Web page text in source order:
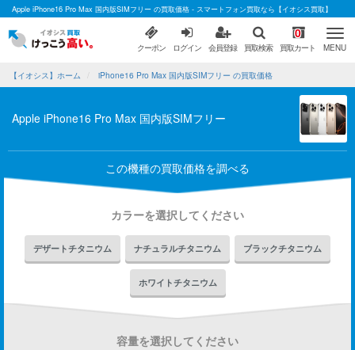
Apple iPhone16 Pro Max 国内版SIMフリー の買取価格 - スマートフォン買取なら【イオシス買取】
クーポン ログイン 会員登録 買取検索
0
買取カート MENU
【イオシス】ホーム iPhone16 Pro Max 国内版SIMフリー の買取価格
Apple iPhone16 Pro Max 国内版SIMフリー
この機種の買取価格を調べる
カラーを選択してください
デザートチタニウム ナチュラルチタニウム ブラックチタニウム
ホワイトチタニウム
容量を選択してください